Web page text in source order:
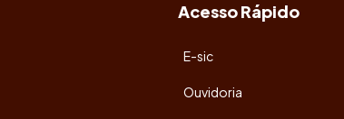
Acesso Rápido
E-sic
Ouvidoria